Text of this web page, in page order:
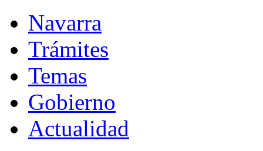
Navarra
Trámites
Temas
Gobierno
Actualidad